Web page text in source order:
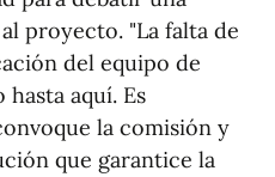
proyecto. "La falta de
del equipo de
aquí. Es
la comisión y
que garantice la